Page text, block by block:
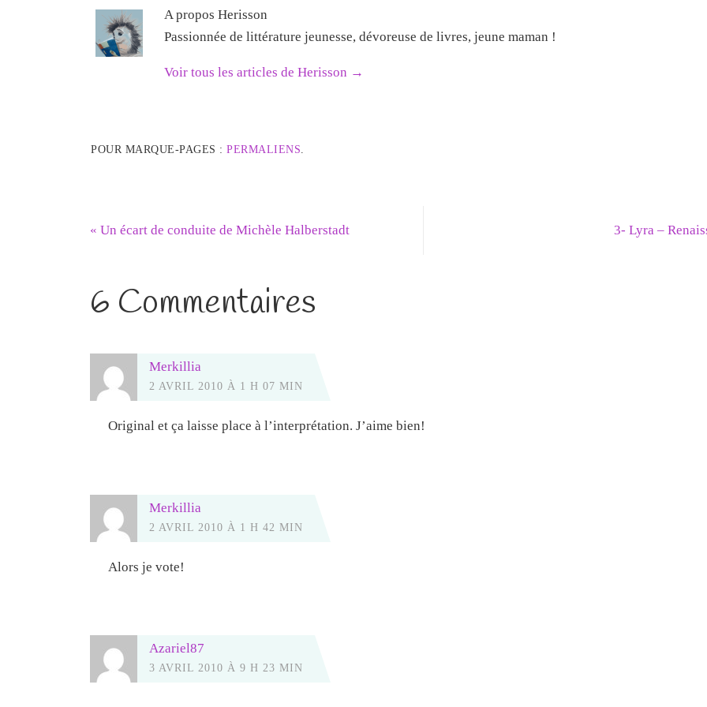
A propos Herisson
Passionnée de littérature jeunesse, dévoreuse de livres, jeune maman !
Voir tous les articles de Herisson →
POUR MARQUE-PAGES : PERMALIENS
« Un écart de conduite de Michèle Halberstadt 3- Lyra –
6 Commentaires
Merkillia
2 AVRIL 2010 À 1 H 07 MIN
Original et ça laisse place à l’interprétation. J’aime bien!
Merkillia
2 AVRIL 2010 À 1 H 42 MIN
Alors je vote!
Azariel87
3 AVRIL 2010 À 9 H 23 MIN